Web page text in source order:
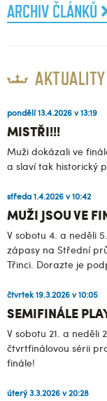
ARCHIV ČLÁNKŮ
AKTUALITY
pondělí 13.4.2026 v 13:19
MISTŘI!!!
Muži dokázali ve
a slaví tak historický
středa 1.4.2026 v 10:42
MUŽI JSOU VE
V sobotu 4. a neděli
zápasy na Střední
Třinci. Dorazte je
čtvrtek 19.3.2026 v 10:05
SEMIFINÁLE
V sobotu 21. a neděli
čtvrtfinálovou sérii
finále!
úterý 3.3.2026 v 20:28